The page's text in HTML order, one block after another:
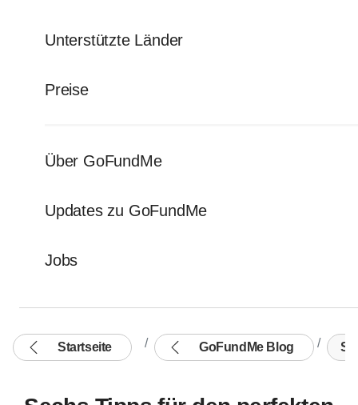
Unterstützte Länder
Preise
Über GoFundMe
Updates zu GoFundMe
Jobs
Startseite GoFundMe Blog